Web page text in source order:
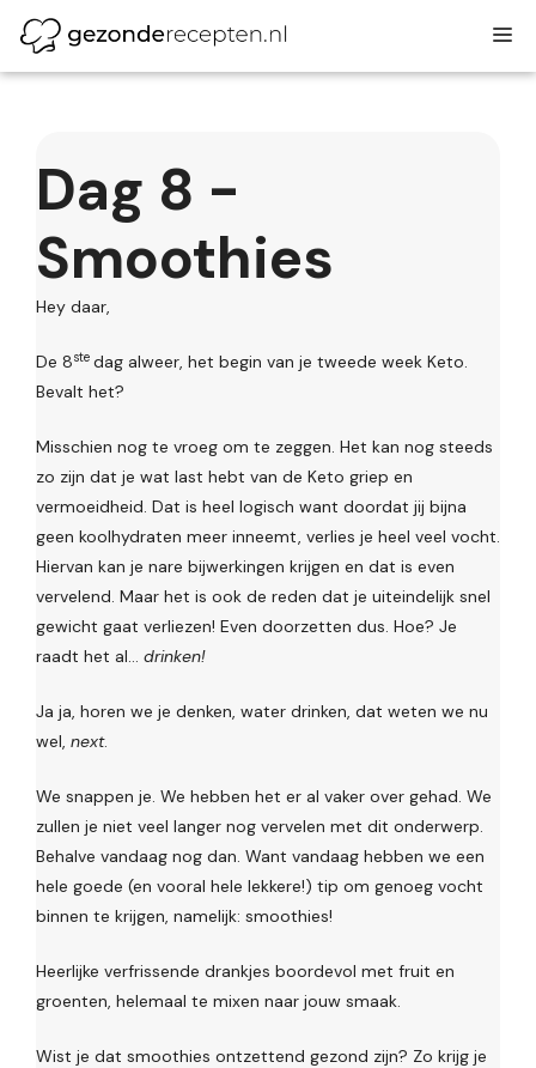
naar
de
Dag 8 -
Smoothies
Hey daar,
De 8ste dag alweer, het begin van je tweede week Keto.
Bevalt het?
Misschien nog te vroeg om te zeggen. Het kan nog steeds
zo zijn dat je wat last hebt van de Keto griep en
vermoeidheid. Dat is heel logisch want doordat jij bijna
geen koolhydraten meer inneemt, verlies je heel veel vocht.
Hiervan kan je nare bijwerkingen krijgen en dat is even
vervelend. Maar het is ook de reden dat je uiteindelijk snel
gewicht gaat verliezen! Even doorzetten dus. Hoe? Je
raadt het al… drinken!
Ja ja, horen we je denken, water drinken, dat weten we nu
wel, next.
We snappen je. We hebben het er al vaker over gehad. We
zullen je niet veel langer nog vervelen met dit onderwerp.
Behalve vandaag nog dan. Want vandaag hebben we een
hele goede (en vooral hele lekkere!) tip om genoeg vocht
binnen te krijgen, namelijk: smoothies!
Heerlijke verfrissende drankjes boordevol met fruit en
groenten, helemaal te mixen naar jouw smaak.
Wist je dat smoothies ontzettend gezond zijn? Zo krijg je